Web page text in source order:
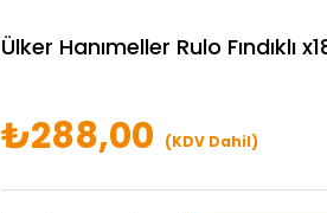
Ülker Hanımeller Rulo Fındıklı
₺288,00 (KDV Dahil)